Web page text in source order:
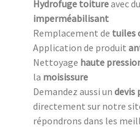
Hydrofuge toitureavec du
imperméabilisant
Remplacement de tuiles
Application de produit
Nettoyage haute
la moisissure
Demandez aussi un devis
directement sur notre
répondrons dans les